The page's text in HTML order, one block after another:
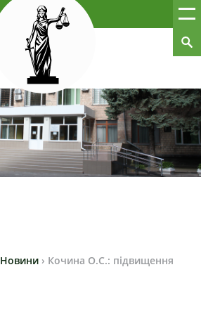
Новини › Кочина О.С.: підвищення